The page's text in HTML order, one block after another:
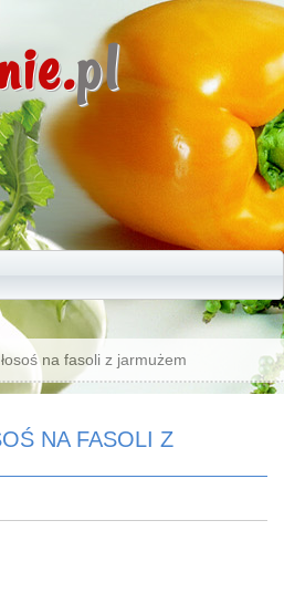
pl
na fasoli z jarmużem
NA FASOLI Z